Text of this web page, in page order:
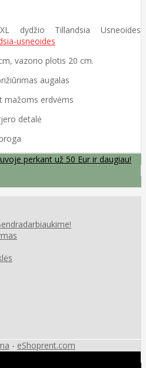
dydžio Tillandsia Usneoides
usneoides
vazono plotis 20 cm.
augalas
mažoms erdvėms
detalė
perkant už 50 Eur ir daugiau!
- eShoprent.com